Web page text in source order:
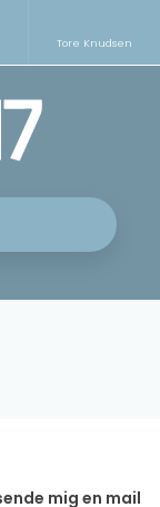
Tore Knudsen
mig en mail